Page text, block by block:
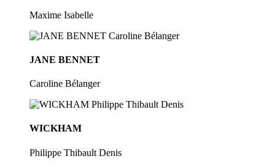
Maxime Isabelle
JANE BENNET
Caroline Bélanger
WICKHAM
Philippe Thibault Denis